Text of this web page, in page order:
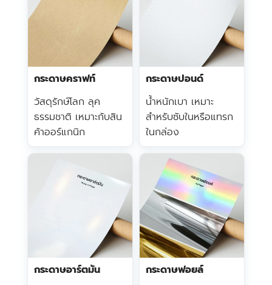
กระดาษคราฟท์
วัสดุรักษ์โลก ลุค
ธรรมชาติ เหมาะกับสิน
ค้าออร์แกนิก
กระดาษปอนด์
น้ำหนักเบา เหมาะ
สำหรับซับในหรือแทรก
ในกล่อง
กระดาษอาร์ตมัน
กระดาษฟอยล์